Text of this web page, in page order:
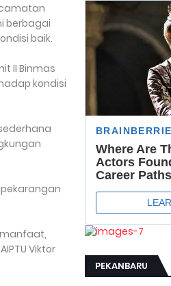
berbagai
baik.
II Binmas
kondisi
Viktor
PEKANBARU